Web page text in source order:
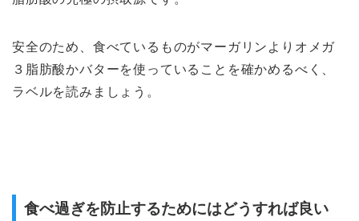
安全のため、食べているものがマーガリンよりオメガ
３脂肪酸かバターを使っていることを確かめるべく、
ラベルを読みましょう。
食べ過ぎを防止するためにはどうすれば良い